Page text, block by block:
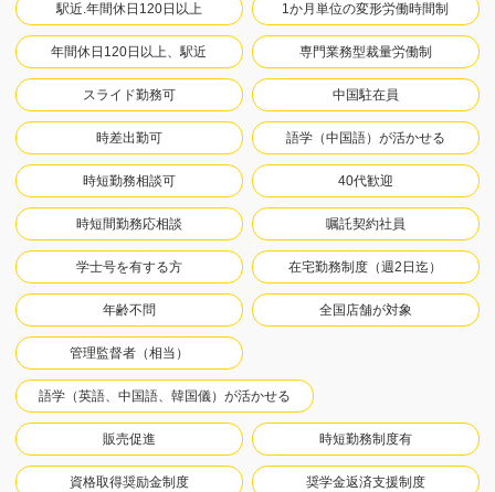
駅近.年間休日120日以上 1か月単位の変形労働時間制
年間休日120日以上、駅近 専門業務型裁量労働制
スライド勤務可 中国駐在員
時差出勤可 語学（中国語）が活かせる
時短勤務相談可 40代歓迎
時短間勤務応相談 嘱託契約社員
学士号を有する方 在宅勤務制度（週2日迄）
年齢不問 全国店舗が対象
管理監督者（相当）
語学（英語、中国語、韓国儀）が活かせる
販売促進 時短勤務制度有
資格取得奨励金制度 奨学金返済支援制度